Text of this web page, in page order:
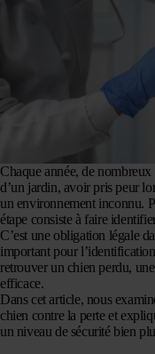
Chaque année, de nombreux
d’un jardin, avoir pris peur
un environnement inconnu.
étape consiste à faire
C’est une obligation légale
important pour
retrouver un chien perdu,
efficace.
Dans cet article, nous
chien contre la perte et
un niveau de sécurité bien